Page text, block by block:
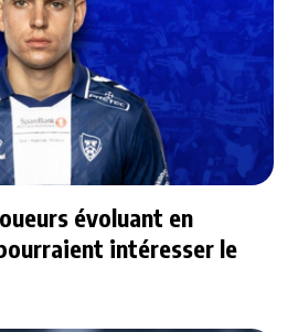
évoluant en
intéresser le